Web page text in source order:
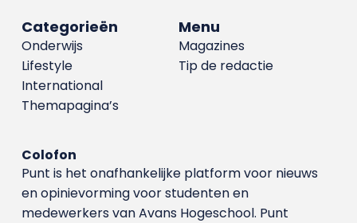
Menu
Magazines
Tip de redactie
Categorieën
Onderwijs
Lifestyle
International
Themapagina’s
Colofon
Punt is het onafhankelijke platform voor nieuws
en opinievorming voor studenten en
medewerkers van Avans Hoge­school. Punt